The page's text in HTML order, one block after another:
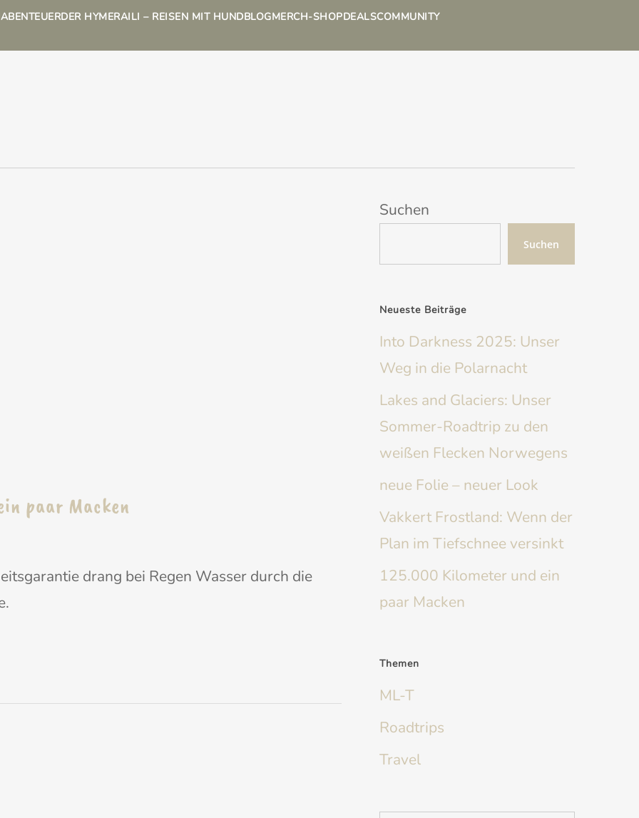
ABENTEUERDER HYMERAILI – REISEN MIT HUNDBLOGMERCH-SHOPDEALSCOMMUNITY
paar Macken
drang bei Regen Wasser durch die
Suchen
Suchen
Neueste Beiträge
Into Darkness 2025: Unser
Weg in die Polarnacht
Lakes and Glaciers: Unser
Sommer-Roadtrip zu den
weißen Flecken Norwegens
neue Folie – neuer Look
Vakkert Frostland: Wenn der
Plan im Tiefschnee versinkt
125.000 Kilometer und ein
paar Macken
Themen
ML-T
Roadtrips
Travel